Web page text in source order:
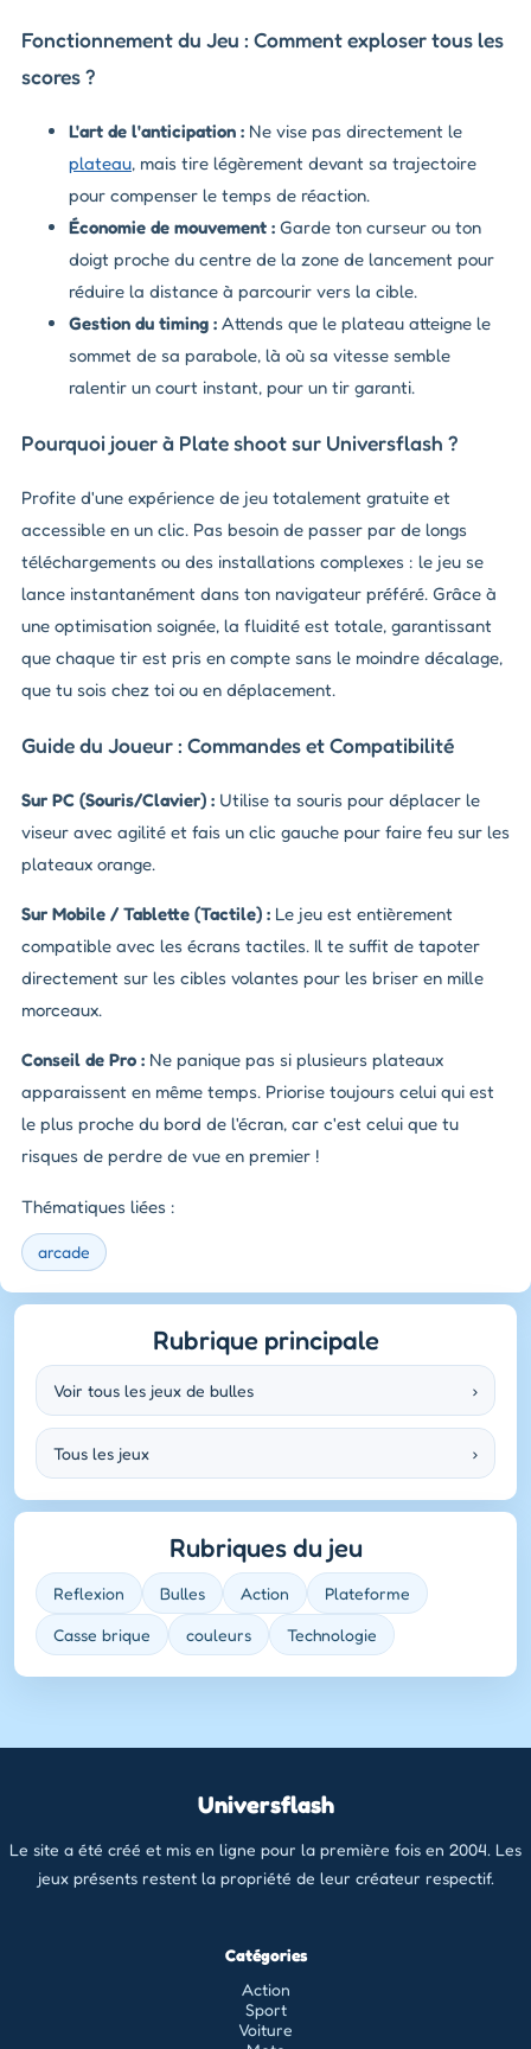
Fonctionnement du Jeu : Comment exploser tous les
scores ?
L'art de l'anticipation : Ne vise pas directement le
plateau, mais tire légèrement devant sa trajectoire
pour compenser le temps de réaction.
Économie de mouvement : Garde ton curseur ou ton
doigt proche du centre de la zone de lancement pour
réduire la distance à parcourir vers la cible.
Gestion du timing : Attends que le plateau atteigne le
sommet de sa parabole, là où sa vitesse semble
ralentir un court instant, pour un tir garanti.
Pourquoi jouer à Plate shoot sur Universflash ?
Profite d'une expérience de jeu totalement gratuite et
accessible en un clic. Pas besoin de passer par de longs
téléchargements ou des installations complexes : le jeu se
lance instantanément dans ton navigateur préféré. Grâce à
une optimisation soignée, la fluidité est totale, garantissant
que chaque tir est pris en compte sans le moindre décalage,
que tu sois chez toi ou en déplacement.
Guide du Joueur : Commandes et Compatibilité
Sur PC (Souris/Clavier) : Utilise ta souris pour déplacer le
viseur avec agilité et fais un clic gauche pour faire feu sur les
plateaux orange.
Sur Mobile / Tablette (Tactile) : Le jeu est entièrement
compatible avec les écrans tactiles. Il te suffit de tapoter
directement sur les cibles volantes pour les briser en mille
morceaux.
Conseil de Pro : Ne panique pas si plusieurs plateaux
apparaissent en même temps. Priorise toujours celui qui est
le plus proche du bord de l'écran, car c'est celui que tu
risques de perdre de vue en premier !
Thématiques liées :
arcade
Rubrique principale
Voir tous les jeux de bulles ›
Tous les jeux ›
Rubriques du jeu
Reflexion Bulles Action Plateforme
Casse brique couleurs Technologie
Universflash
Le site a été créé et mis en ligne pour la première fois en 2004. Les
jeux présents restent la propriété de leur créateur respectif.
Catégories
Action
Sport
Voiture